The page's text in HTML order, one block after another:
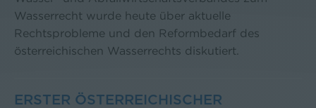
Wasserrecht wurde heute über aktuelle
Rechtsprobleme und den Reformbedarf des
österreichischen Wasserrechts diskutiert.
ERSTER ÖSTERREICHISCHER